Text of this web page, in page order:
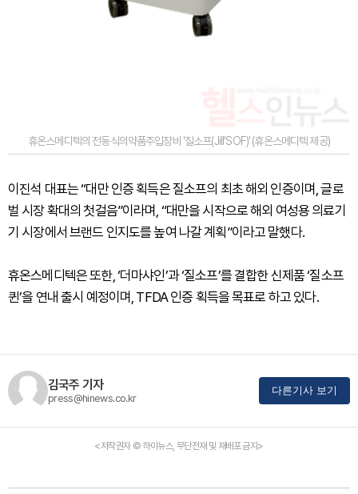
휴온스메디텍의 전동식의약품주입장비 '질소프(Jill’SOF)' (휴온스메디텍 제공)
이진석 대표는 “대만 인증 획득은 질소프의 최초 해외 인증이며, 글로
벌 시장 확대의 첫걸음”이라며, “대만을 시작으로 해외 여성용 의료기
기 시장에서 브랜드 인지도를 높여 나갈 계획”이라고 말했다.
휴온스메디텍은 또한, ‘더마샤인’과 ‘질소프’를 결합한 신제품 ‘질소프
퀸’을 연내 출시 예정이며, TFDA 인증 획득을 목표로 하고 있다.
김국주 기자
press@hinews.co.kr
다른기사 보기
<저작권자 © 하이뉴스, 무단전재 및 재배포 금지>